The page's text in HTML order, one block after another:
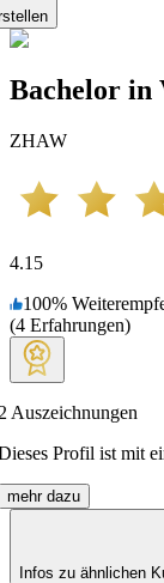
Bachelor in
ZHAW
4.15
100%
(4 Erfahrungen)
Auszeichnungen
Profil ist mit
mehr dazu
Infos zu ähnlichen